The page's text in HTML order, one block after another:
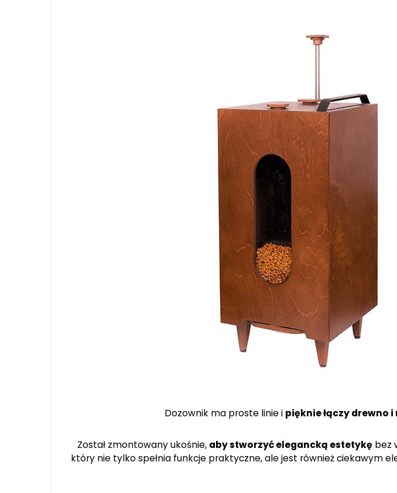
Dozownik ma proste linie i pięknie łączy drewno
Został zmontowany ukośnie, aby stworzyć elegancką estetykębez
który nie tylko spełnia funkcje praktyczne, ale jest również ciekawym